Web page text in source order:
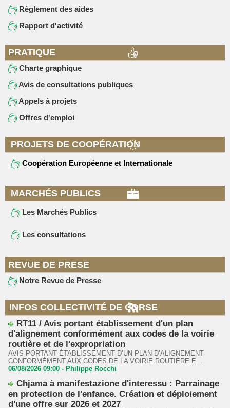
Règlement des aides
Rapport d'activité
PRATIQUE
Charte graphique
Avis de consultations publiques
Appels à projets
Offres d'emploi
PROJETS DE COOPÉRATION
Coopération Européenne et Internationale
MARCHÉS PUBLICS
Les Marchés Publics
Les consultations
REVUE DE PRESE
Notre Revue de Presse
INFOS COLLECTIVITÉ DE CORSE
RT11 / Avis portant établissement d'un plan
d'alignement conformément aux codes de la voirie
routière et de l'expropriation
AVIS PORTANT ÉTABLISSEMENT D’UN PLAN D’ALIGNEMENT
CONFORMÉMENT AUX CODES DE LA VOIRIE ROUTIÈRE E...
06/08/2026 09:00 - Philippe Rocchi
Chjama à manifestazione d'interessu : Parrainage
en protection de l'enfance. Création et déploiement
d'une offre sur 2026 et 2027